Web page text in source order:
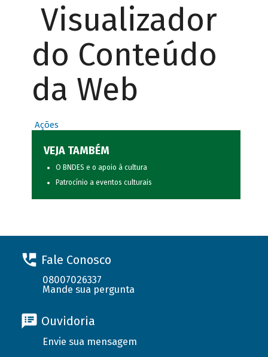
Visualizador
do Conteúdo
da Web
Ações
VEJA TAMBÉM
O BNDES e o apoio à cultura
Patrocínio a eventos culturais
Fale Conosco
08007026337
Mande sua pergunta
Ouvidoria
Envie sua mensagem